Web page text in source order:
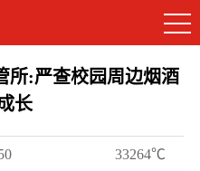
所:严查校园周边烟酒
长
33264℃